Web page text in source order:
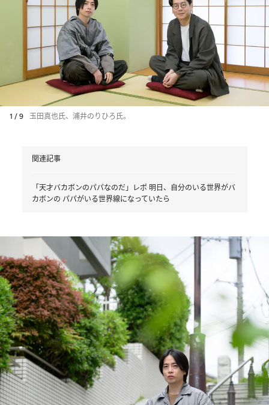
1 / 9 玉田真也氏、浦井のりひろ氏。
関連記事
「天才バカボンのパパなのだ」レポ 明日、自分のいる世界がバ
カボンの パパがいる世界線になっていたら